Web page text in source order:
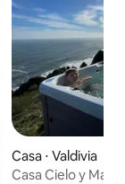
Casa ⋅ Valdivia
Casa Cielo y Mar